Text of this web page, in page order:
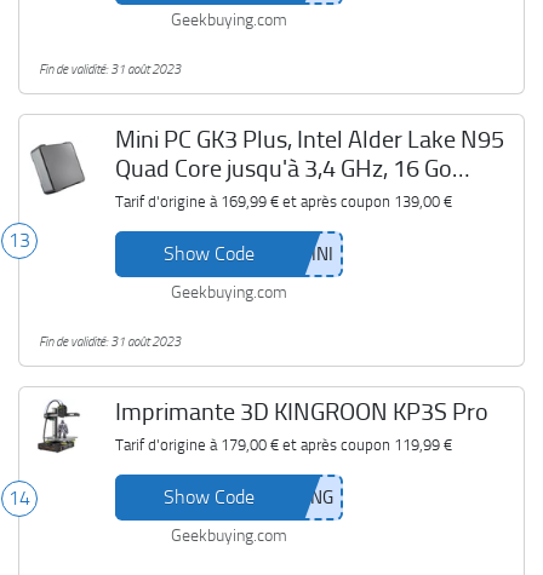
Geekbuying.com
Fin de validité: 31 août 2023
13
Mini PC GK3 Plus, Intel Alder Lake N95
Quad Core jusqu'à 3,4 GHz, 16 Go
DDR4 512 Go SSD
Tarif d'origine à 169,99 €et après coupon 139,00 €
Show Code
Geekbuying.com
Fin de validité: 31 août 2023
14
Imprimante 3D KINGROON KP3S Pro
Tarif d'origine à 179,00 €et après coupon 119,99 €
Show Code
Geekbuying.com